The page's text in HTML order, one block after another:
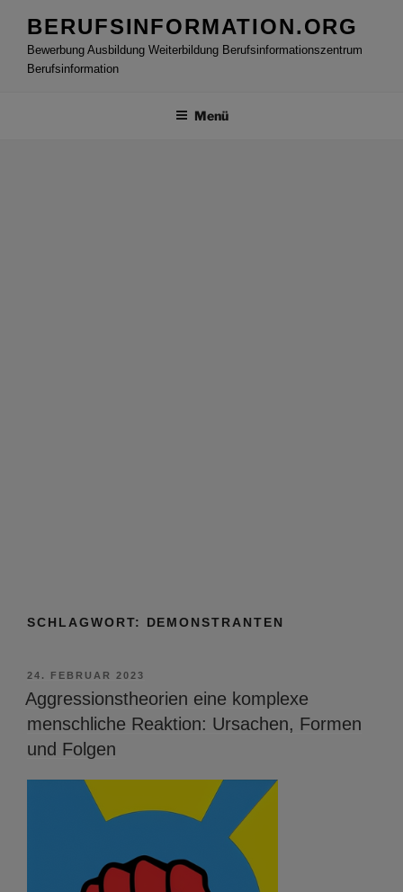
Inhalt
springen
BERUFSINFORMATION.ORG
Bewerbung Ausbildung Weiterbildung Berufsinformationszentrum
Berufsinformation
Menü
SCHLAGWORT: DEMONSTRANTEN
VERÖFFENTLICHT
AM
24. FEBRUAR 2023
Aggressionstheorien eine komplexe
menschliche Reaktion: Ursachen, Formen
und Folgen